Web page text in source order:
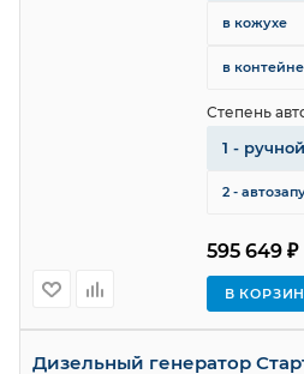
595 649 ₽
В
в кожухе
в
Степень
1 -
2 -
Дизельный генератор